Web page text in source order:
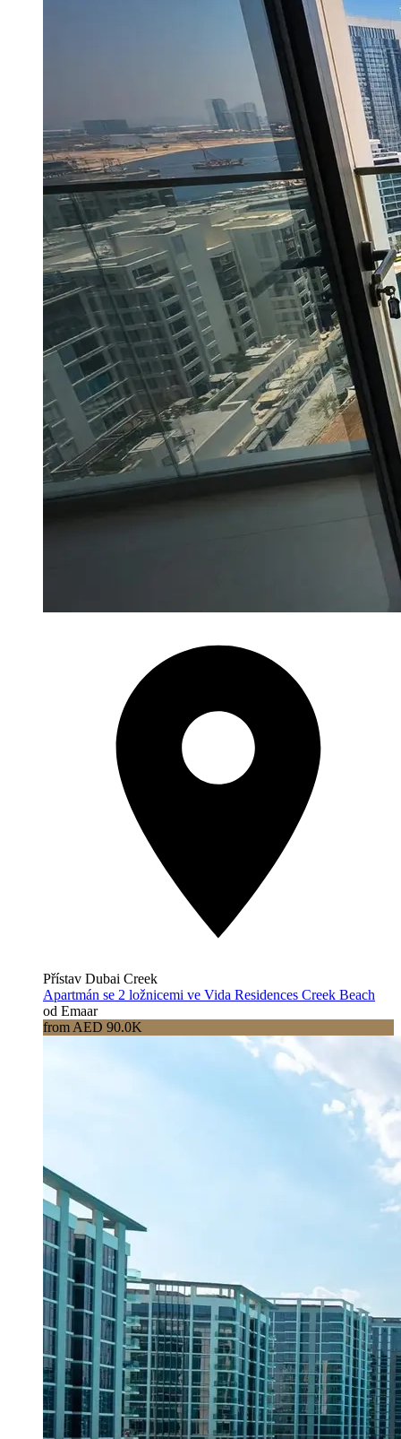
Přístav Dubai Creek
Apartmán se 2 ložnicemi ve Vida Residences Creek Beach
od Emaar
from AED 90.0K